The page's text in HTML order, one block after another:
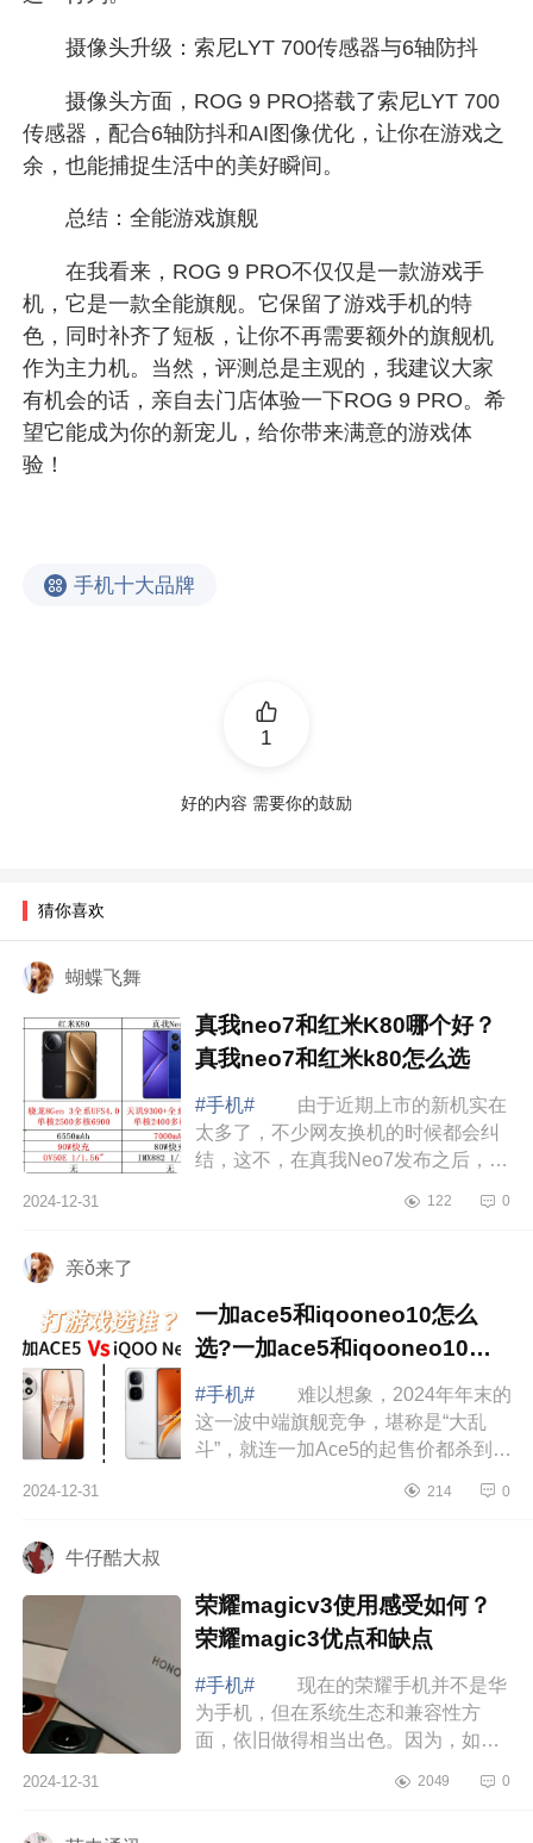
摄像头升级：索尼LYT 700传感器与6轴防抖
摄像头方面，ROG 9 PRO搭载了索尼LYT 700
传感器，配合6轴防抖和AI图像优化，让你在游戏之
余，也能捕捉生活中的美好瞬间。
总结：全能游戏旗舰
在我看来，ROG 9 PRO不仅仅是一款游戏手
机，它是一款全能旗舰。它保留了游戏手机的特
色，同时补齐了短板，让你不再需要额外的旗舰机
作为主力机。当然，评测总是主观的，我建议大家
有机会的话，亲自去门店体验一下ROG 9 PRO。希
望它能成为你的新宠儿，给你带来满意的游戏体
验！
手机十大品牌
1
好的内容 需要你的鼓励
猜你喜欢
蝴蝶飞舞
真我neo7和红米K80哪个好？
真我neo7和红米k80怎么选
#手机#
由于近期上市的新机实在
太多了，不少网友换机的时候都会纠
结，这不，在真我Neo7发布之后，不
比红米K80便宜了400元，标准版低至
2024-12-31 122 0
亲ǒ来了
一加ace5和iqooneo10怎么
选?一加ace5和iqooneo10对
比哪个好
#手机#
难以想象，2024年年末的
这一波中端旗舰竞争，堪称是“大乱
斗”，就连一加Ace5的起售价都杀到了
样，这个时候，很多网友都开始纠结
2024-12-31 214 0
牛仔酷大叔
荣耀magicv3使用感受如何？
荣耀magic3优点和缺点
#手机#
现在的荣耀手机并不是华
为手机，但在系统生态和兼容性方
面，依旧做得相当出色。因为，如果
荣耀手机也是不错的选择，下面小编
2024-12-31 2049 0